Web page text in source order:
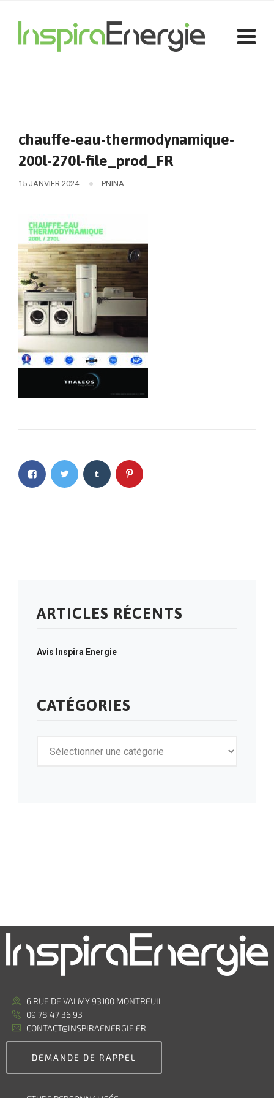
chauffe-eau-thermodynamique-
200l-270l-file_prod_FR
15 JANVIER 2024 PNINA
ARTICLES RÉCENTS
Avis Inspira Energie
CATÉGORIES
6 RUE DE VALMY 93100 MONTREUIL
09 78 47 36 93
CONTACT@INSPIRAENERGIE.FR
DEMANDE DE RAPPEL